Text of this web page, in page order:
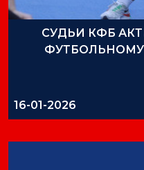
СУДЬИ КФБ
ФУТБОЛЬНОМУ
16-01-2026